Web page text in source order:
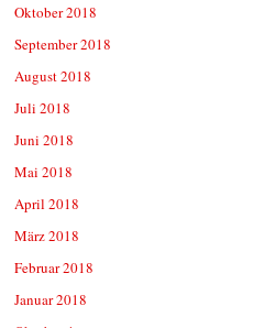
Oktober 2018
September 2018
August 2018
Juli 2018
Juni 2018
Mai 2018
April 2018
März 2018
Februar 2018
Januar 2018